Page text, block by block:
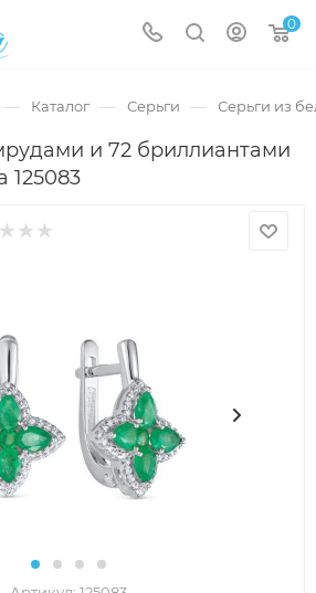
0
— Каталог — Серьги — Серьги из
и 72 бриллиантами
125083